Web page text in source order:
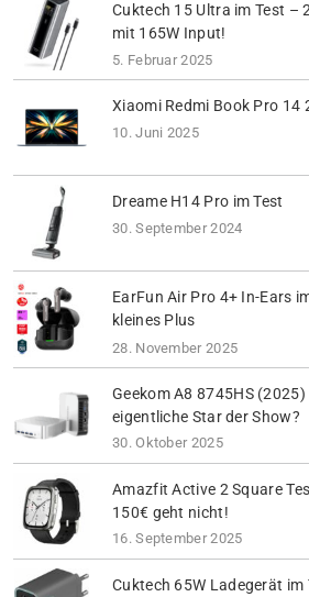
Cuktech 15 Ultra im Test –
mit 165W Input!
5. Februar 2025
Xiaomi Redmi Book Pro 14
10. Juni 2025
Dreame H14 Pro im Test
30. September 2024
EarFun Air Pro 4+ In-Ears
kleines Plus
28. November 2025
Geekom A8 8745HS (2025)
eigentliche Star der Show?
30. Oktober 2025
Amazfit Active 2 Square
150€ geht nicht!
16. September 2025
Cuktech 65W Ladegerät im